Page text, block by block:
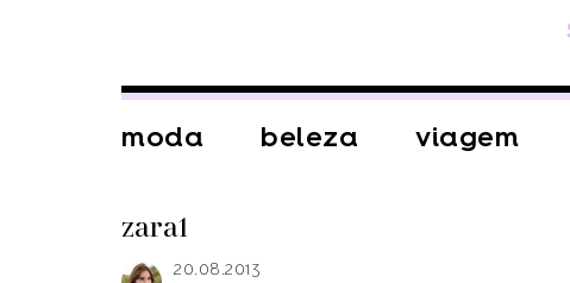
moda beleza viagem
zara1
20.08.2013